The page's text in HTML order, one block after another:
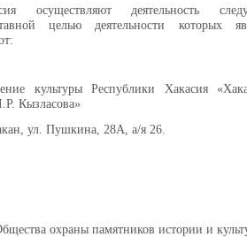
осуществляют деятельность
целью деятельности которых
культуры Республики Хакасия
Кызласова»
ул. Пушкина, 28А, а/я 26.
охраны памятников истории и